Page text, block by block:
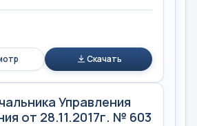
Скачать
Управления
от 28.11.2017г. № 603